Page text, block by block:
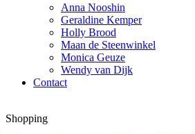
Anna Nooshin
Geraldine Kemper
Holly Brood
Maan de Steenwinkel
Monica Geuze
Wendy van Dijk
Contact
Shopping